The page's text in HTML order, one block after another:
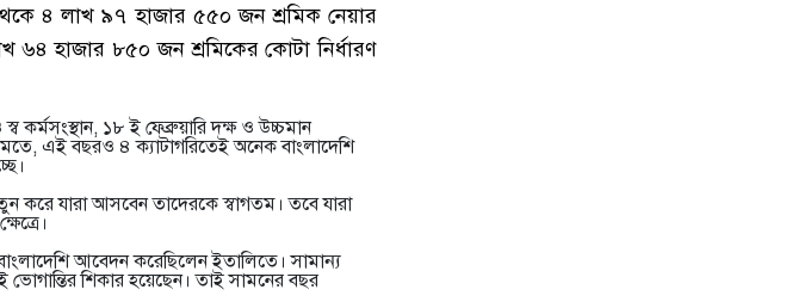
৪ লাখ ৯৭ হাজার ৫৫০ জন শ্রমিক নেয়ার
৬৪ হাজার ৮৫০ জন শ্রমিকের কোটা নির্ধারণ
কর্মসংস্থান, ১৮ ই ফেব্রুয়ারি দক্ষ ও উচ্চমান
এই বছরও ৪ ক্যাটাগরিতেই অনেক বাংলাদেশি
করে যারা আসবেন তাদেরকে স্বাগতম। তবে যারা
আবেদন করেছিলেন ইতালিতে। সামান্য
শিকার হয়েছেন। তাই সামনের বছর